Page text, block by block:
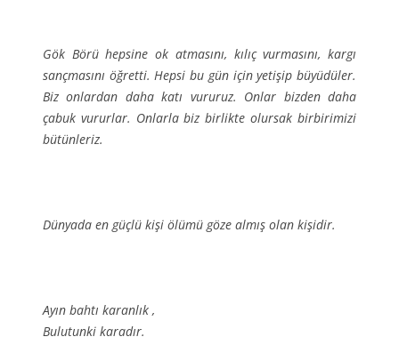
Gök Börü hepsine ok atmasını, kılıç vurmasını, kargı
sançmasını öğretti. Hepsi bu gün için yetişip büyüdüler.
Biz onlardan daha katı vururuz. Onlar bizden daha
çabuk vururlar. Onlarla biz birlikte olursak birbirimizi
bütünleriz.
Dünyada en güçlü kişi ölümü göze almış olan kişidir.
Ayın bahtı karanlık ,
Bulutunki karadır.